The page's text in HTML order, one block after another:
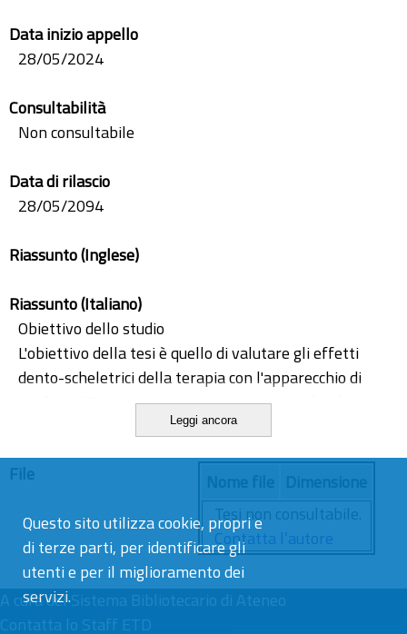
Questo sito utilizza cookie, propri e
di terze parti, per identificare gli
utenti e per il miglioramento dei
servizi.
Data inizio appello
28/05/2024
Consultabilità
Non consultabile
Data di rilascio
28/05/2094
Riassunto (Inglese)
Riassunto (Italiano)
Obiettivo dello studio
L'obiettivo della tesi è quello di valutare gli effetti
dento-scheletrici della terapia con l'apparecchio di
Herbst MTH su pazienti in crescita con malocclusione
di II classe scheletrica da retrusione mandibolare. Si
analizzare la crescita mandibolare ottenuta con la
terapia confrontando l’analisi cefalometrica prima e
subito dopo il trattamento in un campione di 14
pazienti, di cui 7 sono stati trattati esclusivamente
con Herbst MTH mentre altri 7 sono stati trattati
inizialmente con una terapia multibrackets
nell’arcata superiore (per vestibolarizzare gli incisivi
Leggi ancora
File
Tesi non consultabile.
Contatta l’autore
A cura delSistema Bibliotecario di Ateneo
Contatta lo Staff ETD